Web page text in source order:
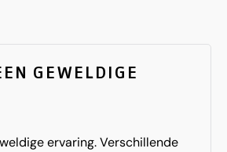
GEWELDIGE
ervaring. Verschillende